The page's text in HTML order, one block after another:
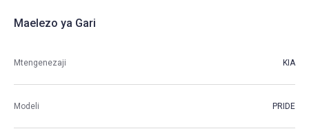
Maelezo ya Gari
Mtengenezaji KIA
Modeli PRIDE